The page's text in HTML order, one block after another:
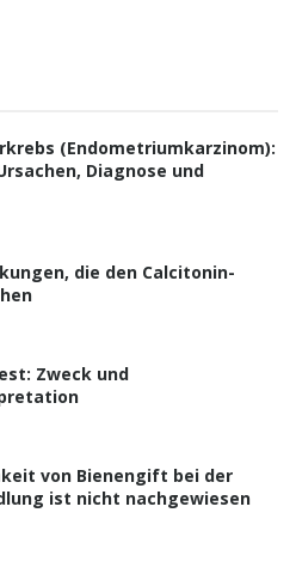
(Endometriumkarzinom):
Diagnose und
die den Calcitonin-
Zweck und
von Bienengift bei der
ist nicht nachgewiesen